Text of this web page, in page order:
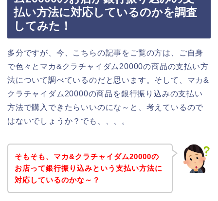
払い方法に対応しているのかを調査
してみた！
多分ですが、今、こちらの記事をご覧の方は、ご自身
で色々とマカ&クラチャイダム20000の商品の支払い方
法について調べているのだと思います。そして、マカ&
クラチャイダム20000の商品を銀行振り込みの支払い
方法で購入できたらいいのにな～と、考えているので
はないでしょうか？でも、、、。
そもそも、マカ&クラチャイダム20000の
お店って銀行振り込みという支払い方法に
対応しているのかな～？